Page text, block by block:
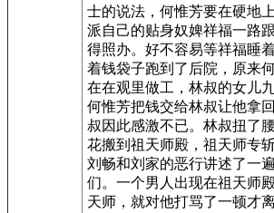
士的说法，何惟芳要在硬地
派自己的贴身奴婢祥福一路
得照办。好不容易等祥福睡
着钱袋子跑到了后院，原来
在在观里做工，林叔的女儿
何惟芳把钱交给林叔让他拿
叔因此感激不已。林叔扭了
花搬到祖天师殿，祖天师专
刘畅和刘家的恶行讲述了一
们。一个男人出现在祖天师
天师，就对他打骂了一顿才